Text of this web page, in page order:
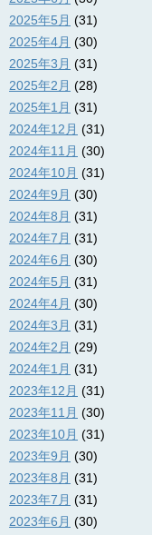
2025年5月 (31)
2025年4月 (30)
2025年3月 (31)
2025年2月 (28)
2025年1月 (31)
2024年12月 (31)
2024年11月 (30)
2024年10月 (31)
2024年9月 (30)
2024年8月 (31)
2024年7月 (31)
2024年6月 (30)
2024年5月 (31)
2024年4月 (30)
2024年3月 (31)
2024年2月 (29)
2024年1月 (31)
2023年12月 (31)
2023年11月 (30)
2023年10月 (31)
2023年9月 (30)
2023年8月 (31)
2023年7月 (31)
2023年6月 (30)